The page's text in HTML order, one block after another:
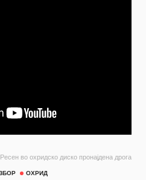
Ресен во охридско диско пронајдена дрога
ОХРИД